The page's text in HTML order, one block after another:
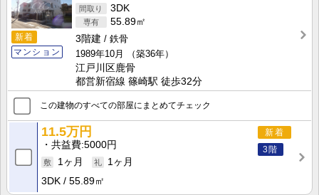
新着
マンション
3DK
55.89㎡
3階建
鉄骨
1989年10月
（築36年）
江戸川区鹿骨
都営新宿線 篠崎駅 徒歩32分
この建物のすべての部屋にまとめてチェック
新着
3階
11.5万円
共益費 5000円
1ヶ月
1ヶ月
3DK
55.89㎡